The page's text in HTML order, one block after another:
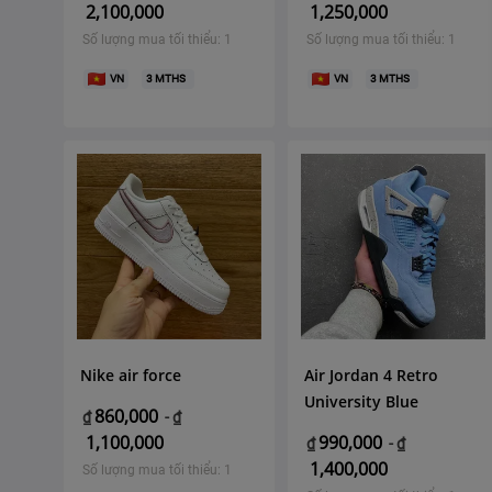
2,100,000
Số lượng mua tối thiểu: 1
VN 3 MTHS
1,250,000
Số lượng mua tối thiểu: 1
VN 3 MTHS
Nike air force
₫ 860,000 -₫
1,100,000
Số lượng mua tối thiểu: 1
Air Jordan 4 Retro
University Blue
₫ 990,000 -₫
1,400,000